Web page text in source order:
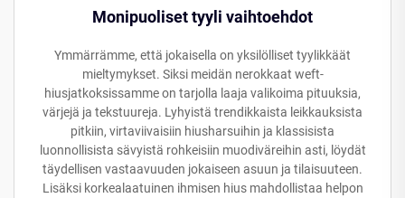
Monipuoliset tyyli vaihtoehdot
Ymmärrämme, että jokaisella on yksilölliset tyylikkäät
mieltymykset. Siksi meidän nerokkaat weft-
hiusjatkoksissamme on tarjolla laaja valikoima pituuksia,
värjejä ja tekstuureja. Lyhyistä trendikkaista leikkauksista
pitkiin, virtaviivaisiin hiusharsuihin ja klassisista
luonnollisista sävyistä rohkeisiin muodiväreihin asti, löydät
täydellisen vastaavuuden jokaiseen asuun ja tilaisuuteen.
Lisäksi korkealaatuinen ihmisen hius mahdollistaa helpon